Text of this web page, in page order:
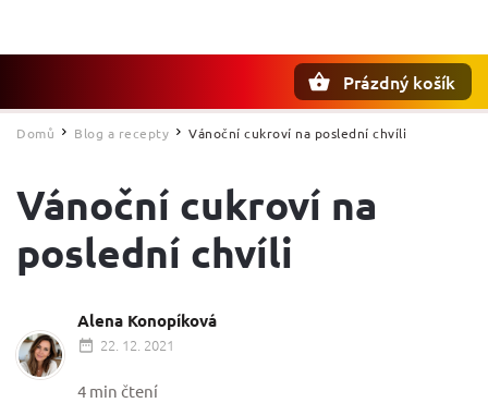
Prázdný košík
Domů / Blog a recepty / Vánoční cukroví na poslední chvíli
Vánoční cukroví na
poslední chvíli
Alena Konopíková
22. 12. 2021
4 min čtení